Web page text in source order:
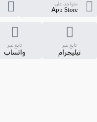
متواجد على
App Store
تابع عبر
تيليجرام
تابع عبر
واتساب